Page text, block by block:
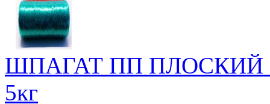
ШПАГАТ ПП ПЛОСКИЙ
5кг